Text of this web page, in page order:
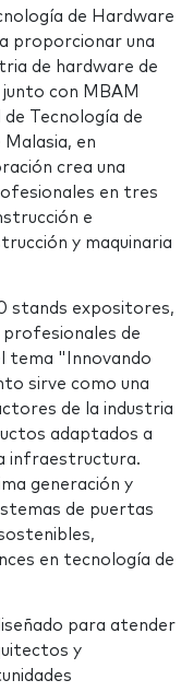
de Hardware
proporcionar una
de hardware de
con MBAM
Tecnología de
en
crea una
en tres
e
y maquinaria
stands expositores,
de
tema "Innovando
sirve como una
de la industria
adaptados a
infraestructura.
generación y
de puertas
en tecnología de
para atender
y